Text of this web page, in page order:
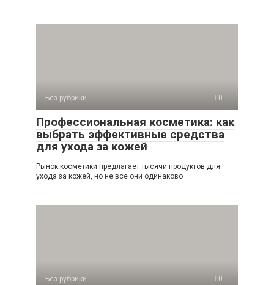
Без рубрики 0
Профессиональная косметика: как
выбрать эффективные средства
для ухода за кожей
Рынок косметики предлагает тысячи продуктов для
ухода за кожей, но не все они одинаково
Без рубрики 0